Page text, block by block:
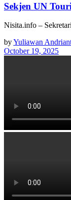
Sekjen UN
Nisita.info –
byYuliawan
October 19, 2025